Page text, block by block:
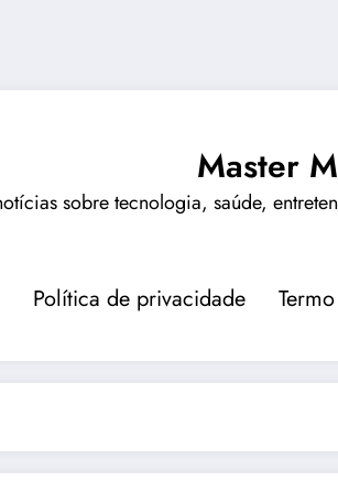
Master
sobre tecnologia, saúde,
Política de privacidade